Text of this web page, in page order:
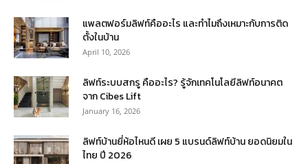
แพลตฟอร์มลิฟท์คืออะไร และทำไมถึงเหมาะกับการติด
ตั้งในบ้าน
April 10, 2026
ลิฟท์ระบบสกรู คืออะไร? รู้จักเทคโนโลยีลิฟท์อนาคต
จาก Cibes Lift
January 16, 2026
ลิฟท์บ้านยี่ห้อไหนดี เผย 5 แบรนด์ลิฟท์บ้าน ยอดนิยมใน
ไทย ปี 2026